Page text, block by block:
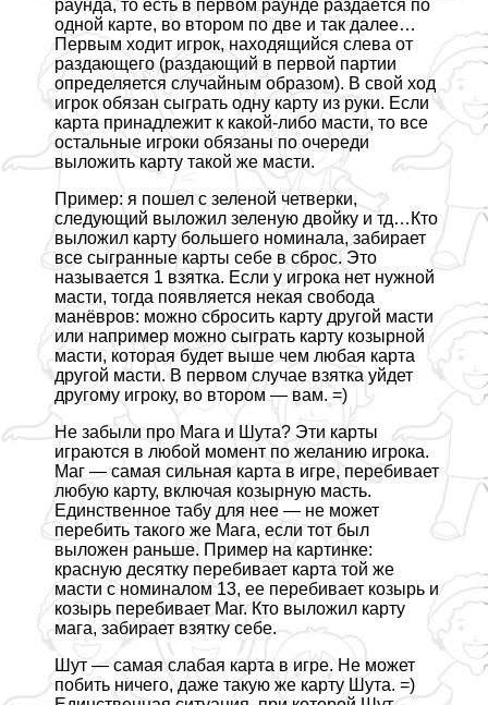
раунда, то есть в первом раунде раздаётся по
одной карте, во втором по две и так далее…
Первым ходит игрок, находящийся слева от
раздающего (раздающий в первой партии
определяется случайным образом). В свой ход
игрок обязан сыграть одну карту из руки. Если
карта принадлежит к какой-либо масти, то все
остальные игроки обязаны по очереди
выложить карту такой же масти.
Пример: я пошел с зеленой четверки,
следующий выложил зеленую двойку и тд…Кто
выложил карту большего номинала, забирает
все сыгранные карты себе в сброс. Это
называется 1 взятка. Если у игрока нет нужной
масти, тогда появляется некая свобода
манёвров: можно сбросить карту другой масти
или например можно сыграть карту козырной
масти, которая будет выше чем любая карта
другой масти. В первом случае взятка уйдет
другому игроку, во втором — вам. =)
Не забыли про Мага и Шута? Эти карты
играются в любой момент по желанию игрока.
Маг — самая сильная карта в игре, перебивает
любую карту, включая козырную масть.
Единственное табу для нее — не может
перебить такого же Мага, если тот был
выложен раньше. Пример на картинке:
красную десятку перебивает карта той же
масти с номиналом 13, ее перебивает козырь и
козырь перебивает Маг. Кто выложил карту
мага, забирает взятку себе.
Шут — самая слабая карта в игре. Не может
побить ничего, даже такую же карту Шута. =)